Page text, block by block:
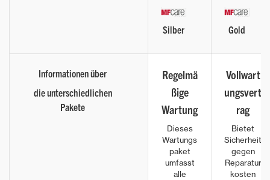
Silber Gold
Informationen über
die unterschiedlichen
Pakete
Regelmä
ßige
Wartung
Dieses
Wartungs
paket
umfasst
alle
Vollwart
ungsvert
rag
Bietet
Sicherheit
gegen
Reparatur
kosten